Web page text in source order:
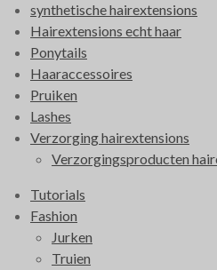
e
b
synthetische hairextensions
Hairextensions echt haar
Ponytails
Haaraccessoires
Pruiken
Lashes
Verzorging hairextensions
Verzorgingsproducten
Tutorials
Fashion
Jurken
Truien